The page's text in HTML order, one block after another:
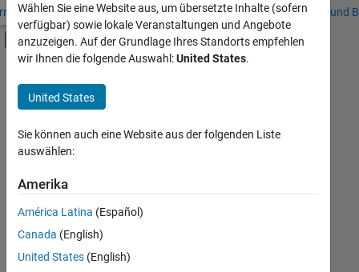
– Übersicht Stellensuche Niederlassungen Studierende und
Umschaltung für Off-Canvas-
Hauptinhalt
Information Technology
Inside Sales
Sales Operations
Marketing Communications
Marketing Services
Human Resources
+5
Derzeit
es
keine
offenen
Stellen,
Wählen Sie eine Website aus, um übersetzte Inhalte (sofern
verfügbar) sowie lokale Veranstaltungen und Angebote
anzuzeigen. Auf der Grundlage Ihres Standorts empfehlen
wir Ihnen die folgende Auswahl:United States.
United States
Sie können auch eine Website aus der folgenden Liste
auswählen:
Amerika
América Latina (Español)
Canada (English)
United States (English)